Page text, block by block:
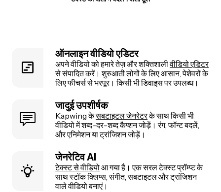
ऑनलाइन वीडियो एडिटर
अपने वीडियो को हमारे तेज़ और शक्तिशालीवीडियो एडिटर
से संपादित करें। शुरुआती लोगों के लिए आसान, पेशेवरों के
लिए फीचर्स से भरपूर। किसी भी डिवाइस पर उपलब्ध।
जादुई उपशीर्षक
Kapwing केसबटाइटल जेनरेटरके साथ किसी भी
वीडियो में शब्द-दर-शब्द कैप्शन जोड़ें। रंग, फॉन्ट बदलें,
और एनिमेशन या ट्रांजिशन जोड़ें।
जेनरेटिव AI
टेक्स्ट से वीडियोआ गया है। एक सरल टेक्स्ट प्रॉम्प्ट के
साथ स्टॉक क्लिप्स, संगीत, सबटाइटल और ट्रांजिशन
वाले वीडियो बनाएं।